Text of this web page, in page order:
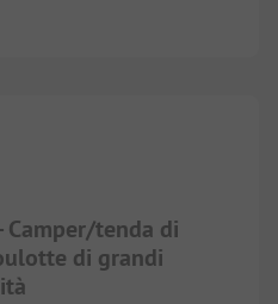
Camper/tenda di
di grandi